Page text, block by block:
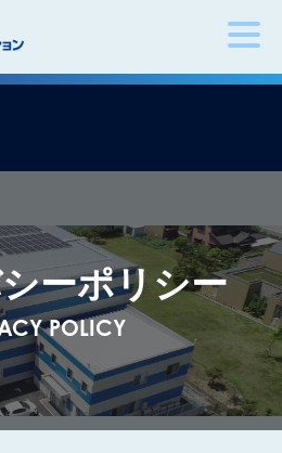
ーポリシー
POLICY